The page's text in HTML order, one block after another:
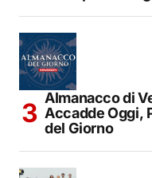
Almanacco di
Accadde Oggi,
del Giorno